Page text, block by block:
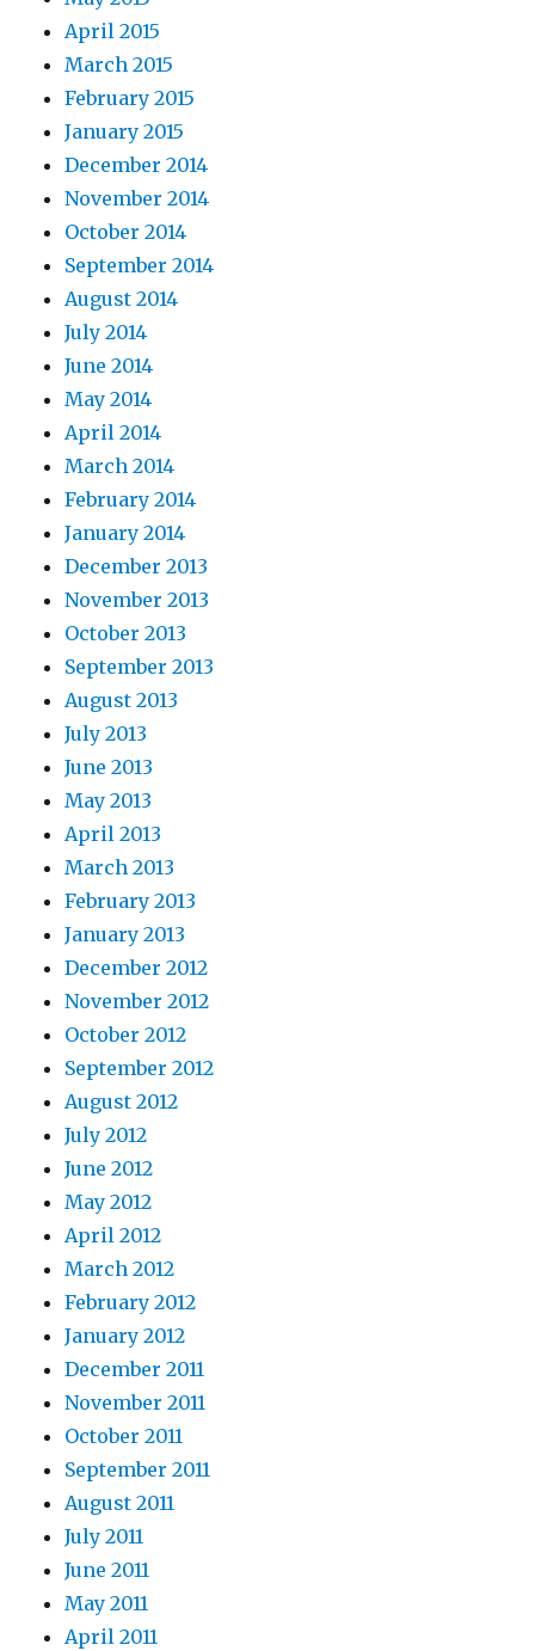
April 2015
March 2015
February 2015
January 2015
December 2014
November 2014
October 2014
September 2014
August 2014
July 2014
June 2014
May 2014
April 2014
March 2014
February 2014
January 2014
December 2013
November 2013
October 2013
September 2013
August 2013
July 2013
June 2013
May 2013
April 2013
March 2013
February 2013
January 2013
December 2012
November 2012
October 2012
September 2012
August 2012
July 2012
June 2012
May 2012
April 2012
March 2012
February 2012
January 2012
December 2011
November 2011
October 2011
September 2011
August 2011
July 2011
June 2011
May 2011
April 2011